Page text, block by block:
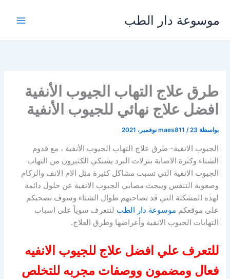
المحتوى
موسوعة دار الطب
طرق علاج التهاب الجيوب الأنفية
افضل علاج نهائي للجيوب الأنفية
بواسطة maes811 /23 نوفمبر، 2021
الجيوب الانفية- طرق علاج التهاب الجيوب الأنفية ، مع قدوم
الشتاء وكثرة الاصابة بنزلات البرد يشتكي الكثيرون من التهاب
الجيوب الانفية التي تسبب مشاكل كثيرة مثل الام الانف والزكام
وصعوبة التنفس ويبحث مصابي الجيوب الانفية عن حلول دائمة
لهذه المشكلة التي قد تصاحبهم طوال الشتاء وسوف نصحبكم
على موقعكم موسوعة دار الطب لنتعرف سوياً على اسباب
التهابات الجيوب الانفية وأعراضها وطرق العلاج.
للتعرف علي افضل علاج للجيوب الانفيه
فعال ومضمون ووصفات مجربه للتخلص